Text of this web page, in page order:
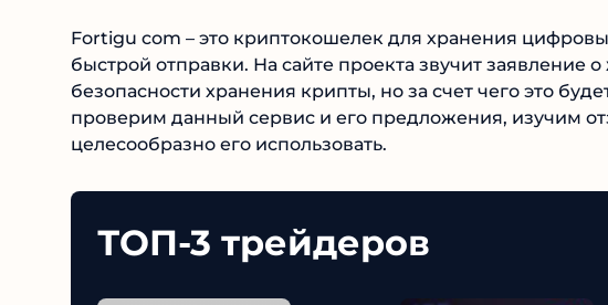
Fortigu com – это криптокошелек для хранения
и быстрой отправки. На сайте проекта звучит
безопасности хранения крипты, но за счет чего это
проверим данный сервис и его предложения, изучим
насколько целесообразно его использовать.
ТОП-3 трейдеров